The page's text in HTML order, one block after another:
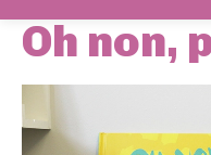
Oh non,